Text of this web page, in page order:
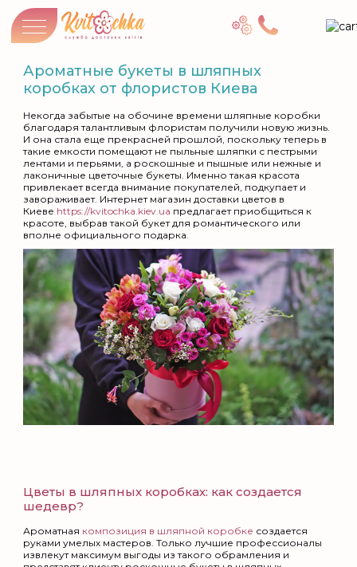
Ароматные букеты в шляпных
коробках от флористов Киева
Некогда забытые на обочине времени шляпные коробки
благодаря талантливым флористам получили новую жизнь.
И она стала еще прекрасней прошлой, поскольку теперь в
такие емкости помещают не пыльные шляпки с пестрыми
лентами и перьями, а роскошные и пышные или нежные и
лаконичные цветочные букеты. Именно такая красота
привлекает всегда внимание покупателей, подкупает и
завораживает. Интернет магазин доставки цветов в
Киеве https://kvitochka.kiev.ua предлагает приобщиться к
красоте, выбрав такой букет для романтического или
вполне официального подарка.
Цветы в шляпных коробках: как создается
шедевр?
Ароматная композиция в шляпной коробке создается
руками умелых мастеров. Только лучшие профессионалы
извлекут максимум выгоды из такого обрамления и